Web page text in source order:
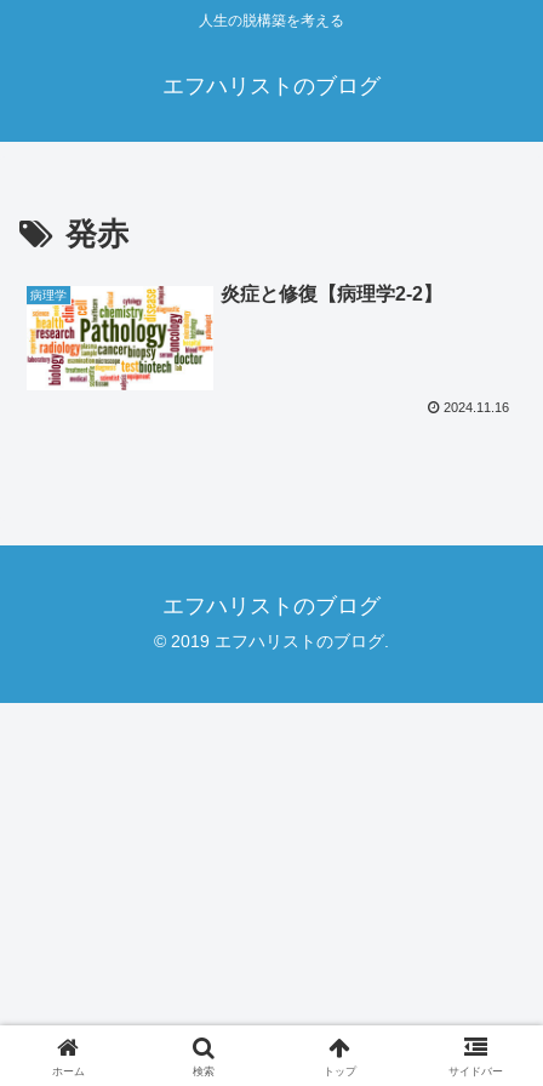
人生の脱構築を考える
エフハリストのブログ
発赤
病理学 炎症と修復【病理学2‐2】
2024.11.16
エフハリストのブログ
© 2019 エフハリストのブログ.
ホーム 検索 トップ サイドバー